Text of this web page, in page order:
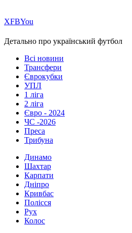
ХFBYou
Детально про український футбол
Всі новини
Трансфери
Єврокубки
УПЛ
1 ліга
2 ліга
Євро - 2024
ЧС -2026
Преса
Трибуна
Динамо
Шахтар
Карпати
Дніпро
Кривбас
Полісся
Рух
Колос